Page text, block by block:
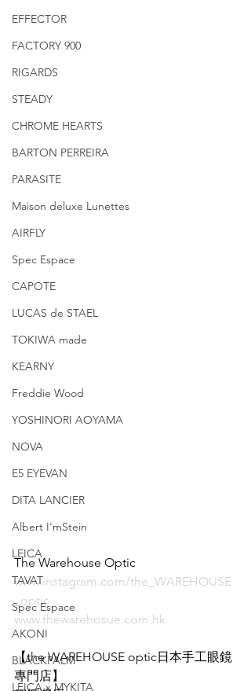
EFFECTOR
FACTORY 900
RIGARDS
STEADY
CHROME HEARTS
BARTON PERREIRA
PARASITE
Maison deluxe Lunettes
AIRFLY
Spec Espace
CAPOTE
LUCAS de STAEL
TOKIWA made
KEARNY
Freddie Wood
YOSHINORI AOYAMA
NOVA
E5 EYEVAN
DITA LANCIER
Albert I'mStein
LEICA
TAVAT
Spec Espace
AKONI
BLACKPALM
LEICA x MYKITA
The Warehouse Optic
www.instagram.com/the_WAREHOUSE
_optic
www.thewarehosue.com.hk
【the WAREHOUSE optic日本手工眼鏡
專門店】